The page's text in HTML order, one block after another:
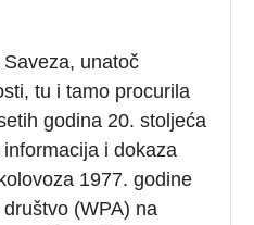
unatoč
tu i tamo procurila
godina 20. stoljeća
i dokaza
1977. godine
(WPA) na